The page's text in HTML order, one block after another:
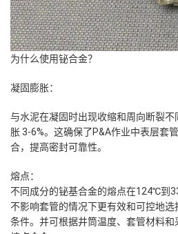
为什么使用铋合金？
凝固膨胀：
与水泥在凝固时出现收缩和周向断裂
胀 3-6%。这确保了P&A作业中表层套
合，提高密封可靠性。
熔点：
不同成分的铋基合金的熔点在124℃到
不影响套管的情况下更有效和可控地
条件。并可根据井筒温度、套管材料